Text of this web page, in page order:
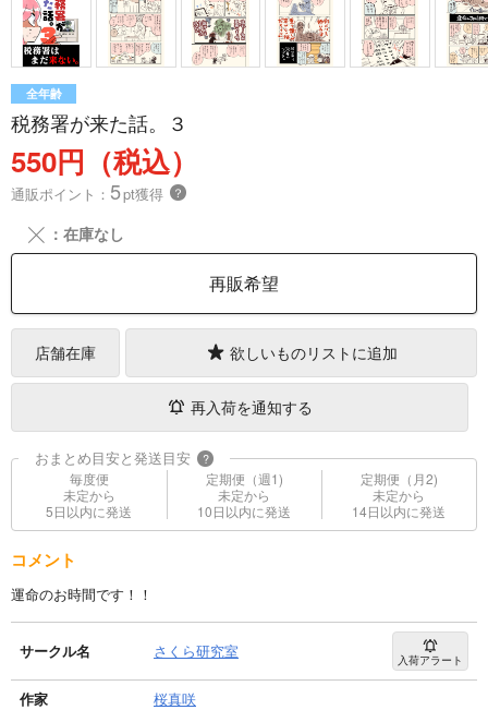
全年齢
税務署が来た話。３
550円（税込）
通販ポイント： 5pt獲得 ？
╳ ：在庫なし
再販希望
店舗在庫 欲しいものリストに追加
再入荷を通知する
おまとめ目安と発送目安 ?
毎度便
未定から
5日以内に発送
定期便（週1)
未定から
10日以内に発送
定期便（月2)
未定から
14日以内に発送
コメント
運命のお時間です！！
サークル名 さくら研究室 入荷アラート
作家
桜真咲